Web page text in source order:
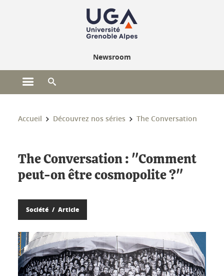
Newsroom
Ouvrir le menu principal
Vous êtes ici :
Accueil Découvrez nos séries The Conversation
The Conversation : "Comment
peut-on être cosmopolite ?"
Société Article